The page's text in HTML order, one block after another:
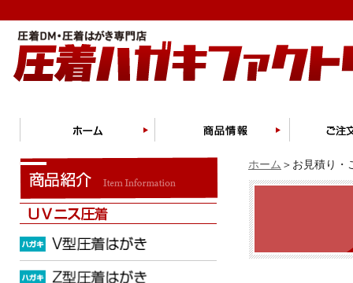
ホーム ＞お見積り・